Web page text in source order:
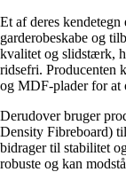
Et af deres
garderobeskabe og
kvalitet og slidstærk,
ridsefri. Producenten
og MDF-plader for at
Derudover bruger
Density Fibreboard)
bidrager til stabilitet
robuste og kan